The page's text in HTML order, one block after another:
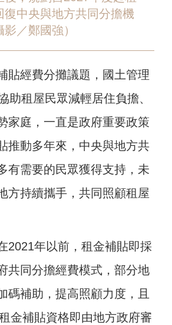
復中央與地方共同分擔機
／鄭國強）
貼經費分攤議題，國土管理
助租屋民眾減輕居住負擔、
家庭，一直是政府重要政策
推動多年來，中央與地方共
有需要的民眾獲得支持，未
方持續攜手，共同照顧租屋
2021年以前，租金補貼即採
共同分擔經費模式，部分地
碼補助，提高照顧力度，且
金補貼資格即由地方政府審